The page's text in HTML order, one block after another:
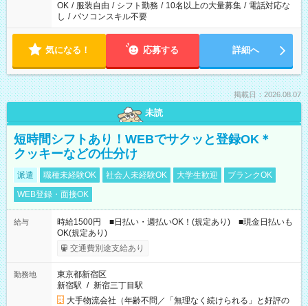
OK / 服装自由 / シフト勤務 / 10名以上の大量募集 / 電話対応な
し / パソコンスキル不要
気になる！ 応募する 詳細へ
掲載日：2026.08.07
未読
短時間シフトあり！WEBでサクッと登録OK＊
クッキーなどの仕分け
派遣 職種未経験OK 社会人未経験OK 大学生歓迎
ブランクOK
WEB登録・面接OK
給与
時給1500円 ■日払い・週払いOK！(規定あり) ■現金日払いも
OK(規定あり)
交通費別途支給あり
勤務地
東京都新宿区
新宿駅 / 新宿三丁目駅
大手物流会社（年齢不問／「無理なく続けられる」と好評の